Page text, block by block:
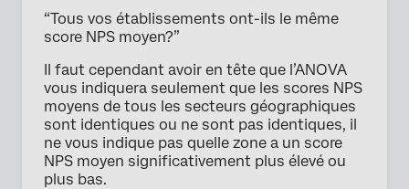
“Tous vos établissements ont-ils le même
score NPS moyen?”
Il faut cependant avoir en tête que l’ANOVA
vous indiquera seulement que les scores NPS
moyens de tous les secteurs géographiques
sont identiques ou ne sont pas identiques, il
ne vous indique pas quelle zone a un score
NPS moyen significativement plus élevé ou
plus bas.